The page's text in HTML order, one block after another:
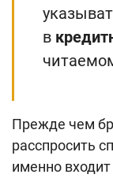
в
Прежде чем
расспросить
именно